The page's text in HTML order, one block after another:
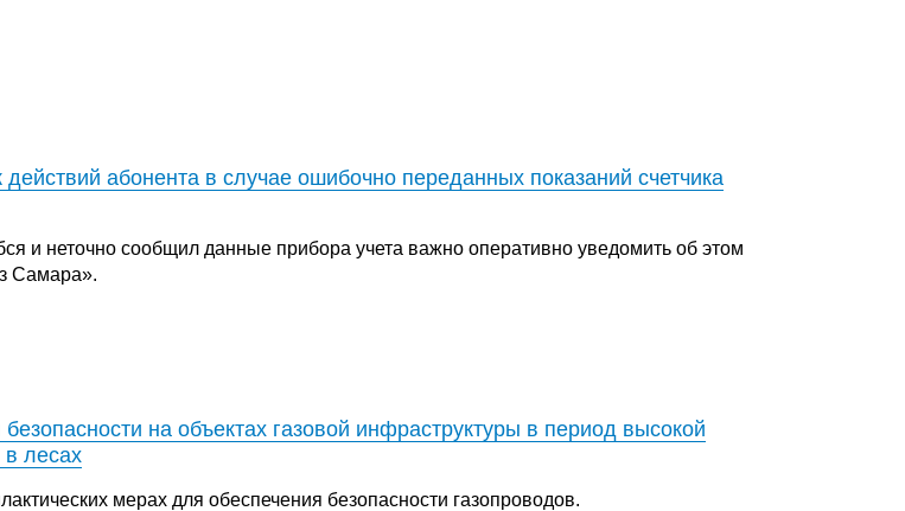
абонента в случае ошибочно переданных показаний счетчика
и неточно сообщил данные прибора учета важно оперативно уведомить об этом
Самара».
на объектах газовой инфраструктуры в период высокой
в лесах
мерах для обеспечения безопасности газопроводов.